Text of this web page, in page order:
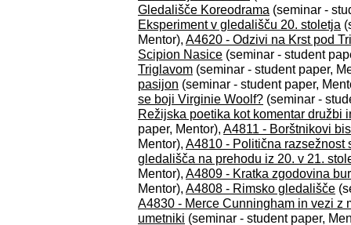
Gledališče Koreodrama (seminar -
Eksperiment v gledališču 20. stoletja
Mentor), A4620 - Odzivi na Krst pod
Scipion Nasice (seminar - student
Triglavom (seminar - student paper,
pasijon (seminar - student paper,
se boji Virginie Woolf? (seminar -
Režijska poetika kot komentar družbi
paper, Mentor), A4811 - Borštnikovi
Mentor), A4810 - Politična razsežnost
gledališča na prehodu iz 20. v 21.
Mentor), A4809 - Kratka zgodovina
Mentor), A4808 - Rimsko gledališče
A4830 - Merce Cunningham in vezi z
umetniki (seminar - student paper,